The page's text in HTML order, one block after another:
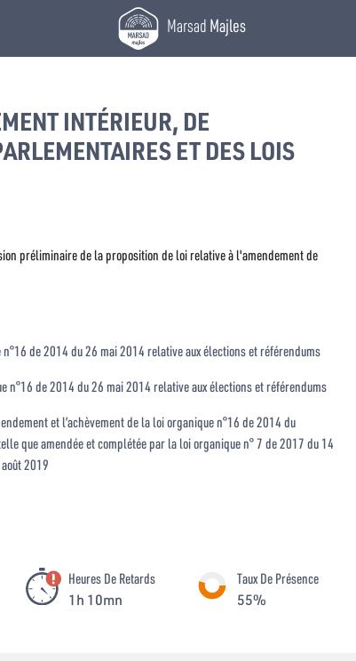
MarsadMajles
INTÉRIEUR, DE
ET DES LOIS
préliminaire de la proposition de loi relative à l'amendement de
de 2014 du 26 mai 2014 relative aux élections et référendums
n°16 de 2014 du 26 mai 2014 relative aux élections et référendums
et l’achèvement de la loi organique n°16 de 2014 du
que amendée et complétée par la loi organique n° 7 de 2017 du 14
2019
Heures De Retards
1h 10mn
Taux De Présence
55%